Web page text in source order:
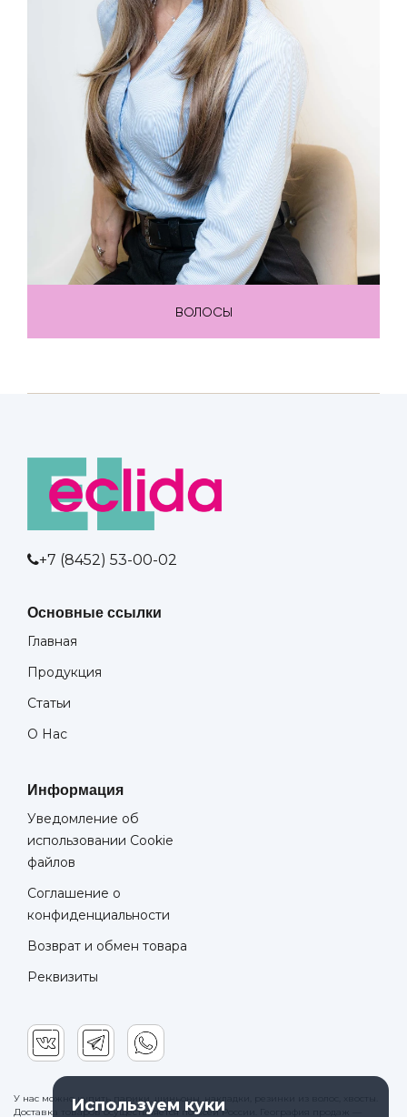
Используем куки
ВОЛОСЫ
+7 (8452) 53-00-02
Основные ссылки
Главная
Продукция
Статьи
О Нас
Информация
Уведомление об
использовании Cookie
файлов
Соглашение о
конфиденциальности
Возврат и обмен товара
Реквизиты
У нас можно купить парики, шиньоны, накладки, резинки из волос, хвосты.
Доставка товаров осуществляется по всей России. География продаж —